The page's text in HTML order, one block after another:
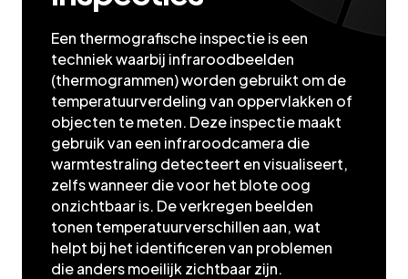
Een thermografische inspectie is een
techniek waarbij infraroodbeelden
(thermogrammen) worden gebruikt om de
temperatuurverdeling van oppervlakken of
objecten te meten. Deze inspectie maakt
gebruik van een infraroodcamera die
warmtestraling detecteert en visualiseert,
zelfs wanneer die voor het blote oog
onzichtbaar is. De verkregen beelden
tonen temperatuurverschillen aan, wat
helpt bij het identificeren van problemen
die anders moeilijk zichtbaar zijn.